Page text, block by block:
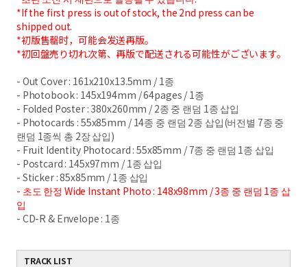
*If the first press is out of stock, the 2nd press can be
shipped out.
*初版售罄时，可能会发送再版。
*初回盤売り切れ次第、再版で配送される可能性がございます。
- Out Cover : 161x210x13.5mm / 1종
- Photobook : 145x194mm / 64pages / 1종
- Folded Poster : 380x260mm / 2종 중 랜덤 1종 삽입
- Photocards : 55x85mm / 14종 중 랜덤 2종 삽입(버전별 7종 중
랜덤 1종씩 총 2장 삽입)
- Fruit Identity Photocard : 55x85mm / 7종 중 랜덤 1종 삽입
- Postcard : 145x97mm / 1종 삽입
- Sticker : 85x85mm / 1종 삽입
- 초도 한정 Wide Instant Photo : 148x98mm / 3종 중 랜덤 1종 삽
입
- CD-R & Envelope : 1종
TRACK LIST